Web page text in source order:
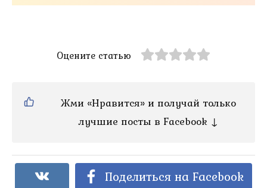
Оцените статью
Жми «Нравится» и получай только
лучшие посты в Facebook ↓
Поделиться на Facebook